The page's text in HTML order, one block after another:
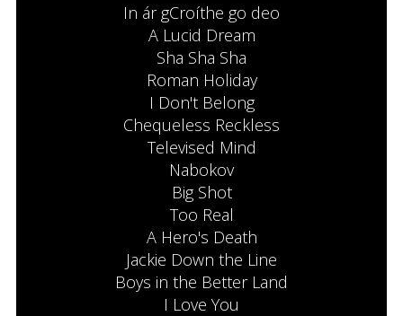
In ár gCroíthe go deo
A Lucid Dream
Sha Sha Sha
Roman Holiday
I Don't Belong
Chequeless Reckless
Televised Mind
Nabokov
Big Shot
Too Real
A Hero's Death
Jackie Down the Line
Boys in the Better Land
I Love You